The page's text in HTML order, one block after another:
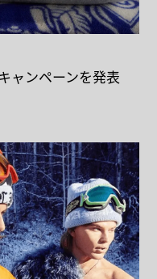
ャンペーンを発表